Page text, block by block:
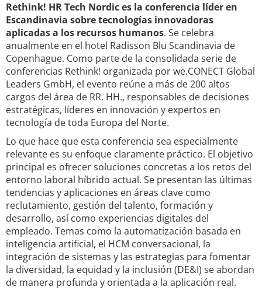
Rethink! HR Tech Nordic es la conferencia líder en
Escandinavia sobre tecnologías innovadoras
aplicadas a los recursos humanos. Se celebra
anualmente en el hotel Radisson Blu Scandinavia de
Copenhague. Como parte de la consolidada serie de
conferencias Rethink! organizada por we.CONECT Global
Leaders GmbH, el evento reúne a más de 200 altos
cargos del área de RR. HH., responsables de decisiones
estratégicas, líderes en innovación y expertos en
tecnología de toda Europa del Norte.
Lo que hace que esta conferencia sea especialmente
relevante es su enfoque claramente práctico. El objetivo
principal es ofrecer soluciones concretas a los retos del
entorno laboral híbrido actual. Se presentan las últimas
tendencias y aplicaciones en áreas clave como
reclutamiento, gestión del talento, formación y
desarrollo, así como experiencias digitales del
empleado. Temas como la automatización basada en
inteligencia artificial, el HCM conversacional, la
integración de sistemas y las estrategias para fomentar
la diversidad, la equidad y la inclusión (DE&I) se abordan
de manera profunda y orientada a la aplicación real.